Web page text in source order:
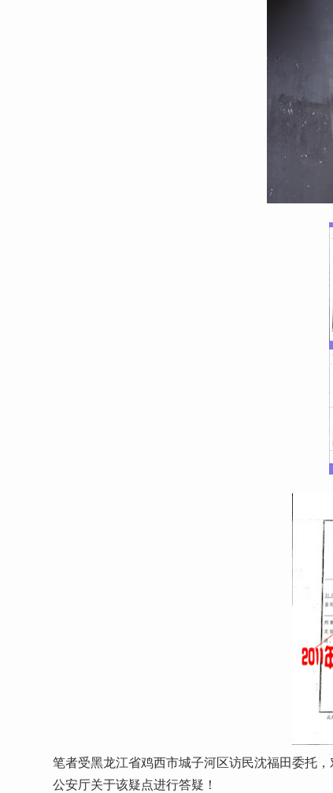
笔者受黑龙江省鸡西市城子河区访民沈福田委托
公安厅关于该疑点进行答疑！